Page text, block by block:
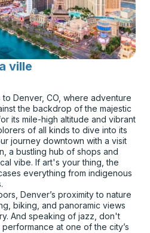
ville
Denver, CO, where adventure
the backdrop of the majestic
its mile-high altitude and vibrant
of all kinds to dive into its
journey downtown with a visit
a bustling hub of shops and
vibe. If art's your thing, the
everything from indigenous
Denver’s proximity to nature
biking, and panoramic views
And speaking of jazz, don't
at one of the city’s